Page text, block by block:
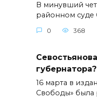
В минувший
районном суде
0 368
губернатора?
16 марта в
Свободы» была